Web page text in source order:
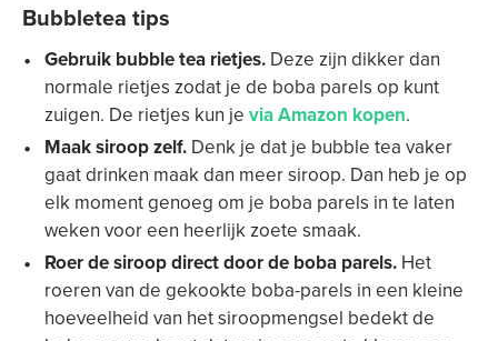
Bubbletea tips
Gebruik bubble tea rietjes. Deze zijn dikker dan
normale rietjes zodat je de boba parels op kunt
zuigen. De rietjes kun je via Amazon kopen.
Maak siroop zelf. Denk je dat je bubble tea vaker
gaat drinken maak dan meer siroop. Dan heb je op
elk moment genoeg om je boba parels in te laten
weken voor een heerlijk zoete smaak.
Roer de siroop direct door de boba parels. Het
roeren van de gekookte boba-parels in een kleine
hoeveelheid van het siroopmengsel bedekt de